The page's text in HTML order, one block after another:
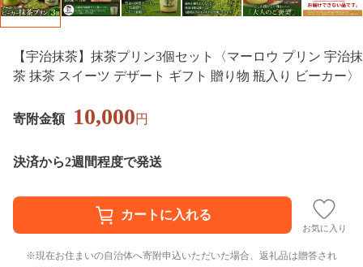
【宇治抹茶】抹茶プリン3個セット〈マーロウ プリン 宇治抹
茶 抹茶 スイーツ デザート ギフト 贈り物 瓶入り ビーカー〉
寄附金額 10,000円
決済から2週間程度で発送
お気に入り
現在お住まいの自治体へ寄附申込いただいた場合、返礼品は贈答され